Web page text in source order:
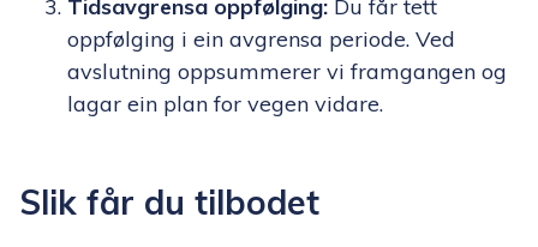
Tidsavgrensa oppfølging: Du får tett
oppfølging i ein avgrensa periode. Ved
avslutning oppsummerer vi framgangen og
lagar ein plan for vegen vidare.
Slik får du tilbodet